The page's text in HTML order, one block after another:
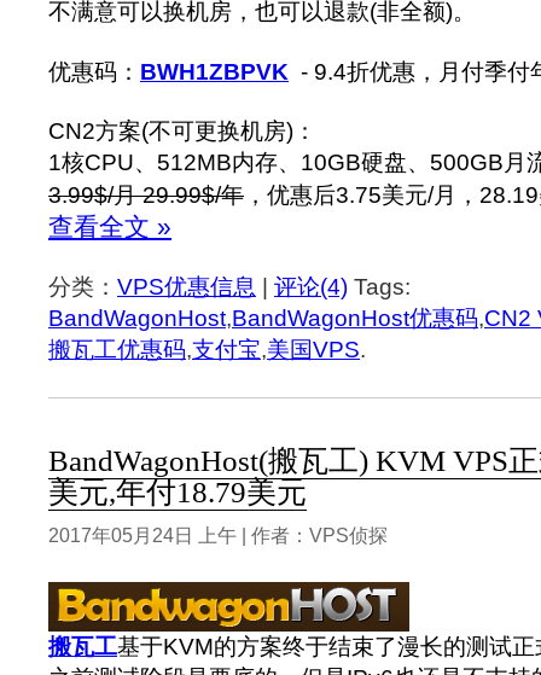
不满意可以换机房，也可以退款(非全额)。
优惠码： BWH1ZBPVK - 9.4折优惠，月付季付
CN2方案(不可更换机房)：
1核CPU、512MB内存、10GB硬盘、500GB月
3.99$/月 29.99$/年 ，优惠后3.75美元/月，
查看全文 »
分类： VPS优惠信息 | 评论(4) Tags:
BandWagonHost,BandWagonHost优惠码,CN2
搬瓦工优惠码,支付宝,美国VPS.
BandWagonHost(搬瓦工) KVM VPS
美元,年付18.79美元
2017年05月24日 上午 | 作者：VPS侦探
搬瓦工基于KVM的方案终于结束了漫长的测试